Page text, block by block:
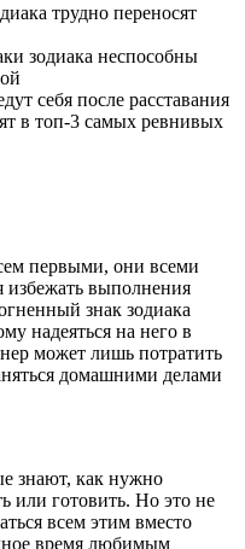
трудно переносят
зодиака неспособны
себя после расставания
в топ-3 самых ревнивых
первыми, они всеми
выполнения
знак зодиака
надеяться на него в
может лишь потратить
домашними делами
знают, как нужно
или готовить. Но это не
всем этим вместо
время любимым